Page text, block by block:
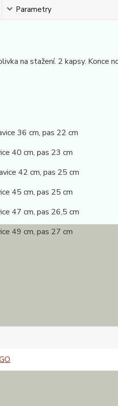
Parametry
na stažení. 2 kapsy. Konce
36 cm, pas 22 cm
40 cm, pas 23 cm
42 cm, pas 25 cm
45 cm, pas 25 cm
47 cm, pas 26,5 cm
49 cm, pas 27 cm